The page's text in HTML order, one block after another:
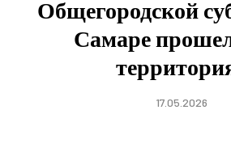
Общегородской
Самаре
17.05.2026